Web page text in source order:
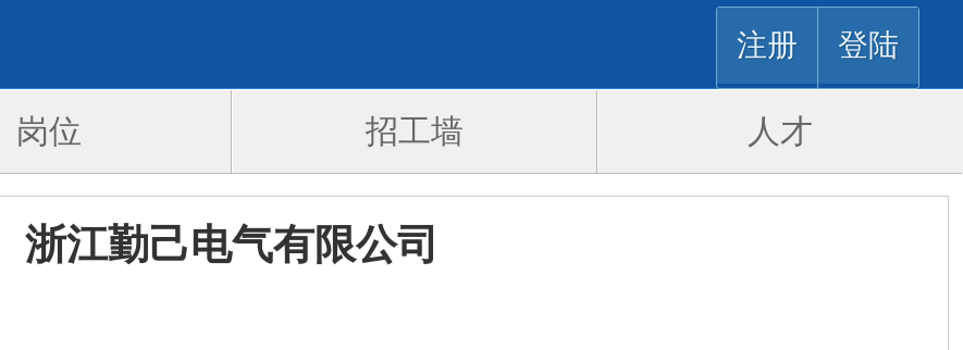
注册 登陆
岗位 招工墙 人才
浙江勤己电气有限公司